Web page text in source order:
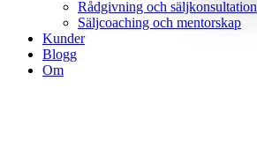
Rådgivning och säljkonsultation
Säljcoaching och mentorskap
Kunder
Blogg
Om